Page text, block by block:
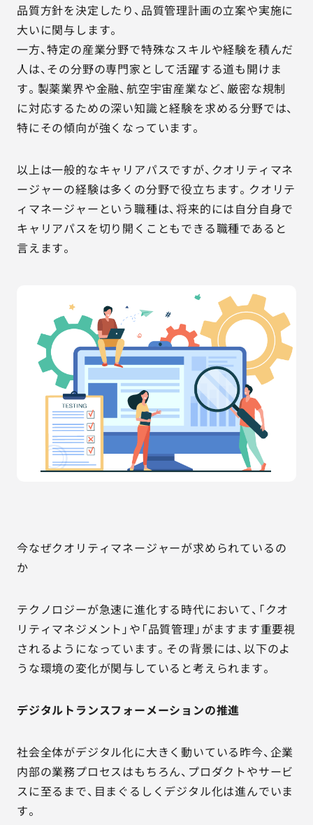
品質方針を決定したり、品質管理計画の立案や実施に
大いに関与します。
一方、特定の産業分野で特殊なスキルや経験を積んだ
人は、その分野の専門家として活躍する道も開けま
す。製薬業界や金融、航空宇宙産業など、厳密な規制
に対応するための深い知識と経験を求める分野では、
特にその傾向が強くなっています。
以上は一般的なキャリアパスですが、クオリティマネ
ージャーの経験は多くの分野で役立ちます。クオリテ
ィマネージャーという職種は、将来的には自分自身で
キャリアパスを切り開くこともできる職種であると
言えます。
今なぜクオリティマネージャーが求められているの
か
テクノロジーが急速に進化する時代において、「クオ
リティマネジメント」や「品質管理」がますます重要視
されるようになっています。その背景には、以下のよ
うな環境の変化が関与していると考えられます。
デジタルトランスフォーメーションの推進
社会全体がデジタル化に大きく動いている昨今、企業
内部の業務プロセスはもちろん、プロダクトやサービ
スに至るまで、目まぐるしくデジタル化は進んでいま
す。